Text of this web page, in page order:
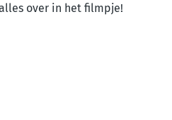
over in het filmpje!